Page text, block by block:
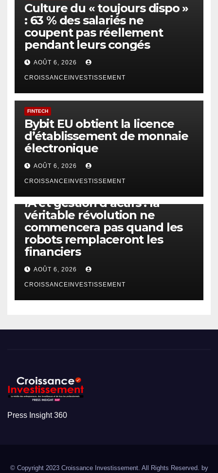
Culture du « toujours dispo »
: 63 % des salariés ne
coupent pas réellement
pendant leurs congés
AOÛT 6, 2026
CROISSANCEINVESTISSEMENT
FINTECH
Bybit EU obtient la licence
d’établissement de monnaie
électronique
AOÛT 6, 2026
CROISSANCEINVESTISSEMENT
IA et gestion d’actifs : la
véritable révolution ne
commencera pas quand les
robots remplaceront les
financiers
AOÛT 6, 2026
CROISSANCEINVESTISSEMENT
Press Insight 360
© Copyright 2023 Croissance Investissement. All Rights Reserved. by